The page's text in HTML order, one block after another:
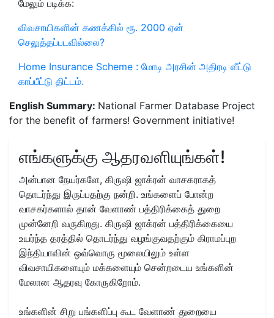
மேலும் படிக்க:
விவசாயிகளின் கணக்கில் ரூ. 2000 ஏன்
செலுத்தப்படவில்லை?
Home Insurance Scheme : மோடி அரசின் அதிரடி வீட்டு
காப்பீட்டு திட்டம்.
English Summary: National Farmer Database Project
for the benefit of farmers! Government initiative!
எங்களுக்கு ஆதரவளியுங்கள்!
அன்பான நேயர்களே, கிருஷி ஜாக்ரன் வாசகராகத்
தொடர்ந்து இருப்பதற்கு நன்றி. உங்களைப் போன்ற
வாசகர்களால் தான் வேளாண் பத்திரிக்கைத் துறை
முன்னேறி வருகிறது. கிருஷி ஜாக்ரன் பத்திரிக்கையை
உயர்ந்த தரத்தில் தொடர்ந்து வழங்குவதற்கும் கிராமப்புற
இந்தியாவின் ஒவ்வொரு மூலையிலும் உள்ள
விவசாயிகளையும் மக்களையும் சென்றடைய உங்களின்
மேலான ஆதரவு கோருகிறோம்.
உங்களின் சிறு பங்களிப்பு கூட வேளாண் துறையை